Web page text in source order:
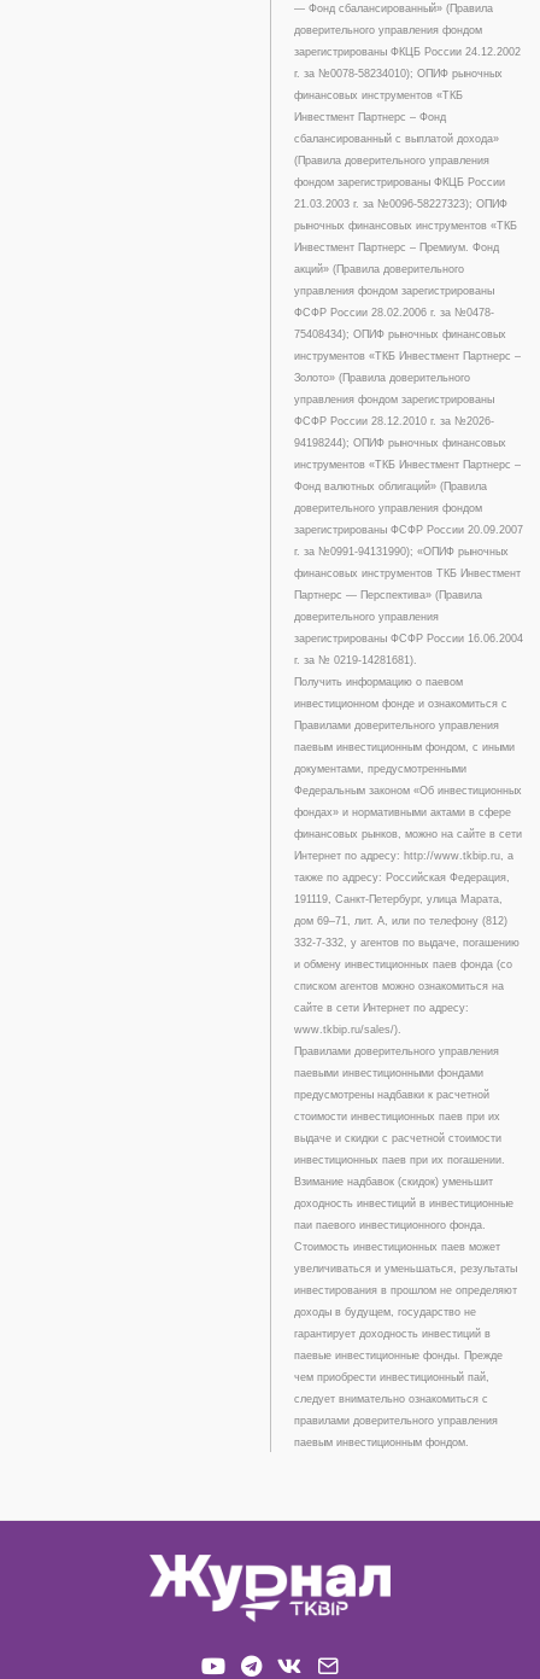
— Фонд сбалансированный» (Правила
доверительного управления фондом
зарегистрированы ФКЦБ России 24.12.2002
г. за №0078-58234010); ОПИФ рыночных
финансовых инструментов «ТКБ
Инвестмент Партнерс – Фонд
сбалансированный с выплатой дохода»
(Правила доверительного управления
фондом зарегистрированы ФКЦБ России
21.03.2003 г. за №0096-58227323); ОПИФ
рыночных финансовых инструментов «ТКБ
Инвестмент Партнерс – Премиум. Фонд
акций» (Правила доверительного
управления фондом зарегистрированы
ФСФР России 28.02.2006 г. за №0478-
75408434); ОПИФ рыночных финансовых
инструментов «ТКБ Инвестмент Партнерс –
Золото» (Правила доверительного
управления фондом зарегистрированы
ФСФР России 28.12.2010 г. за №2026-
94198244); ОПИФ рыночных финансовых
инструментов «ТКБ Инвестмент Партнерс –
Фонд валютных облигаций» (Правила
доверительного управления фондом
зарегистрированы ФСФР России 20.09.2007
г. за №0991-94131990); «ОПИФ рыночных
финансовых инструментов ТКБ Инвестмент
Партнерс — Перспектива» (Правила
доверительного управления
зарегистрированы ФСФР России 16.06.2004
г. за № 0219-14281681).
Получить информацию о паевом
инвестиционном фонде и ознакомиться с
Правилами доверительного управления
паевым инвестиционным фондом, с иными
документами, предусмотренными
Федеральным законом «Об инвестиционных
фондах» и нормативными актами в сфере
финансовых рынков, можно на сайте в сети
Интернет по адресу: http://www.tkbip.ru, а
также по адресу: Российская Федерация,
191119, Санкт-Петербург, улица Марата,
дом 69–71, лит. А, или по телефону (812)
332-7-332, у агентов по выдаче, погашению
и обмену инвестиционных паев фонда (со
списком агентов можно ознакомиться на
сайте в сети Интернет по адресу:
www.tkbip.ru/sales/).
Правилами доверительного управления
паевыми инвестиционными фондами
предусмотрены надбавки к расчетной
стоимости инвестиционных паев при их
выдаче и скидки с расчетной стоимости
инвестиционных паев при их погашении.
Взимание надбавок (скидок) уменьшит
доходность инвестиций в инвестиционные
паи паевого инвестиционного фонда.
Стоимость инвестиционных паев может
увеличиваться и уменьшаться, результаты
инвестирования в прошлом не определяют
доходы в будущем, государство не
гарантирует доходность инвестиций в
паевые инвестиционные фонды. Прежде
чем приобрести инвестиционный пай,
следует внимательно ознакомиться с
правилами доверительного управления
паевым инвестиционным фондом.